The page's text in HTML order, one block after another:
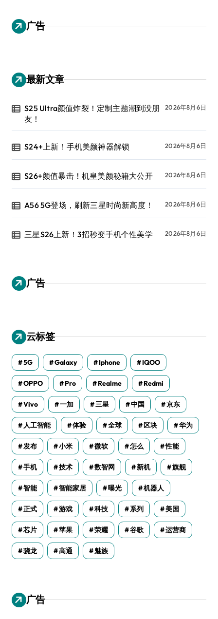
广告
最新文章
S25 Ultra颜值炸裂！定制主题潮到没朋
友！
2026年8月6日
S24+上新！手机美颜神器解锁 2026年8月6日
S26+颜值暴击！机皇美颜秘籍大公开 2026年8月6日
A56 5G登场，刷新三星时尚新高度！ 2026年8月6日
三星S26上新！3招秒变手机个性美学 2026年8月6日
广告
云标签
5G Galaxy Iphone IQOO
OPPO Pro Realme Redmi
Vivo 一加 三星 中国 京东
人工智能 体验 全球 区块 华为
发布 小米 微软 怎么 性能
手机 技术 数智网 新机 旗舰
智能 智能家居 曝光 机器人
正式 游戏 科技 系列 美国
芯片 苹果 荣耀 谷歌 运营商
骁龙 高通 魅族
广告